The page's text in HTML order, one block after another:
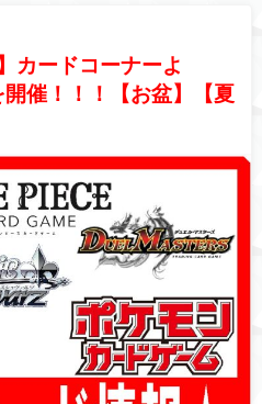
カードコーナーよ
催！！！【お盆】【夏